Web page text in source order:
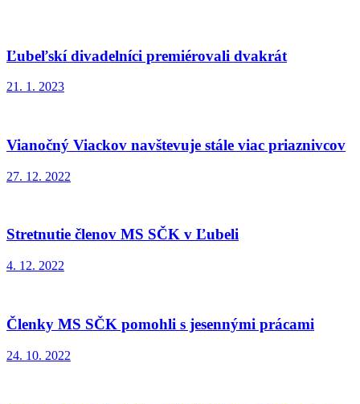
Ľubeľskí divadelníci premiérovali dvakrát
21. 1. 2023
Vianočný Viackov navštevuje stále viac priaznivcov
27. 12. 2022
Stretnutie členov MS SČK v Ľubeli
4. 12. 2022
Členky MS SČK pomohli s jesennými prácami
24. 10. 2022